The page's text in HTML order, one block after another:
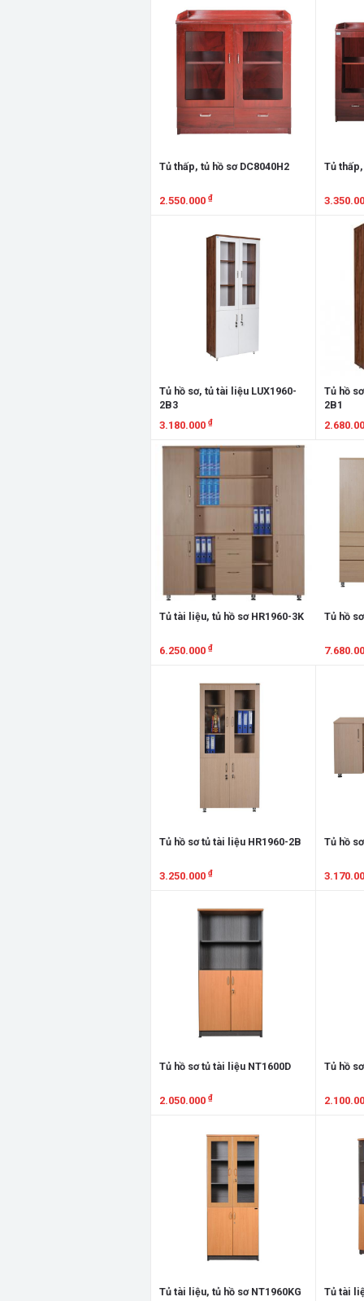
Tủ thấp, tủ hồ sơ DC8040H2
2.550.000 ₫
Tủ
Xem
Tủ hồ sơ, tủ tài liệu LUX1960-
2B3
3.180.000 ₫
Xem chi tiết
Tủ hồ
2B1
Tủ tài liệu, tủ hồ sơ HR1960-3K
6.250.000 ₫
Tủ hồ
Tủ hồ sơ tủ tài liệu HR1960-2B
3.250.000 ₫
Tủ hồ
Tủ hồ sơ tủ tài liệu NT1600D
2.050.000 ₫
Tủ hồ
Tủ tài liệu, tủ hồ sơ NT1960KG
Tủ tài